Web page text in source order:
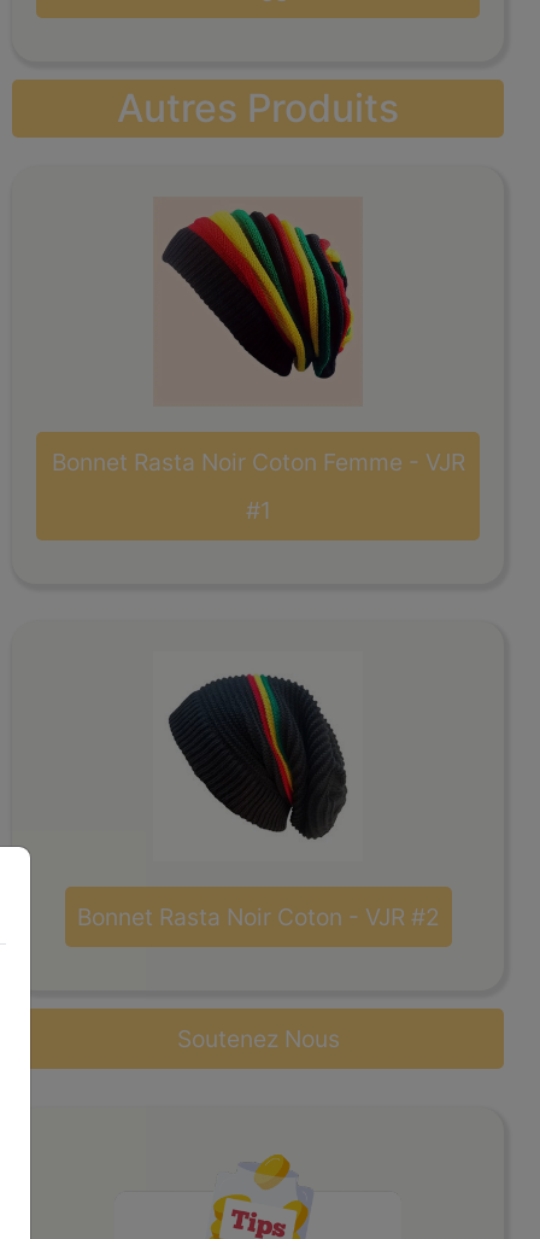
Autres Produits
Bonnet Rasta Noir Coton Femme - VJR
#1
Bonnet Rasta Noir Coton - VJR #2
Soutenez Nous